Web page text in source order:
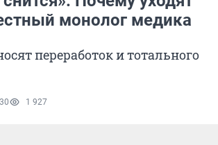
монолог медика
переработок и тотального
1 927